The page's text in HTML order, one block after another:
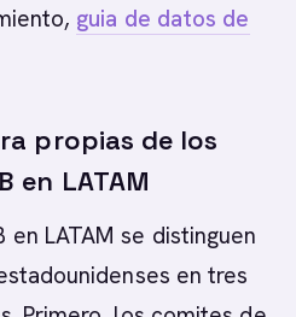
guia de datos de
propias de los
en LATAM
en LATAM se distinguen
en tres